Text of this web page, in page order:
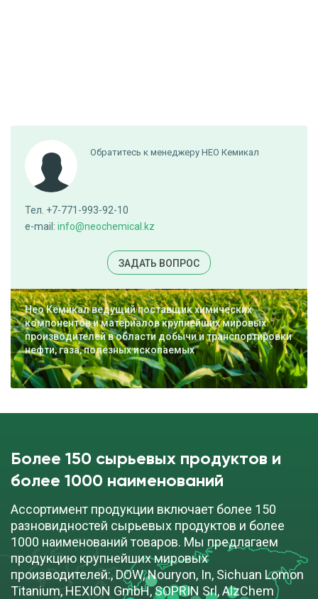
Обратитесь к менеджеру НЕО Кемикал
Тел. +7-771-993-92-10
e-mail: info@neochemical.kz
ЗАДАТЬ ВОПРОС
Нео Кемикал ведущий поставщик химических
компонентов и материалов крупнейших мировых
производителей в области добычи и транспортировки
нефти, газа, полезных ископаемых
Более 150 сырьевых продуктов и
более 1000 наименований
Ассортимент продукции включает более 150
разновидностей сырьевых продуктов и более
1000 наименований товаров. Мы предлагаем
продукцию крупнейших мировых
производителей:, DOW, Nouryon, In, Sichuan Lomon
Titanium, HEXION GmbH, SOPRIN Srl, AlzChem